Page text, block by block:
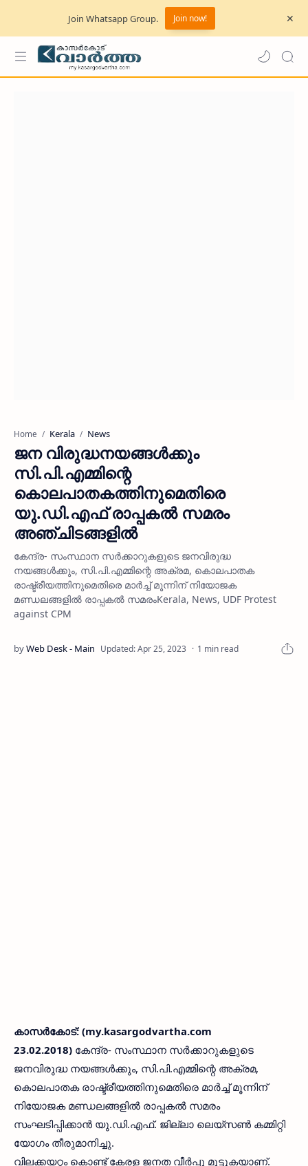
Join Whatsapp Group. Join now!
Home Kerala News
ജന വിരുദ്ധനയങ്ങള്‍ക്കും
സി.പി.എമ്മിന്റെ
കൊലപാതകത്തിനുമെതിരെ
യു.ഡി.എഫ് രാപ്പകല്‍ സമരം
അഞ്ചിടങ്ങളില്‍
കേന്ദ്ര- സംസ്ഥാന സര്‍ക്കാറുകളുടെ ജനവിരുദ്ധ
നയങ്ങള്‍ക്കും, സി.പി.എമ്മിന്റെ അക്രമ, കൊലപാതക
രാഷ്ട്രീയത്തിനുമെതിരെ മാര്‍ച്ച് മൂന്നിന് നിയോജക
മണ്ഡലങ്ങളില്‍ രാപ്പകല്‍ സമരംKerala, News, UDF Protest
against CPM
1 min read
കാസര്‍കോട്: (my.kasargodvartha.com
23.02.2018) കേന്ദ്ര- സംസ്ഥാന സര്‍ക്കാറുകളുടെ
ജനവിരുദ്ധ നയങ്ങള്‍ക്കും, സി.പി.എമ്മിന്റെ അക്രമ,
കൊലപാതക രാഷ്ട്രീയത്തിനുമെതിരെ മാര്‍ച്ച് മൂന്നിന്
നിയോജക മണ്ഡലങ്ങളില്‍ രാപ്പകല്‍ സമരം
സംഘടിപ്പിക്കാന്‍ യു.ഡി.എഫ്. ജില്ലാ ലെയ്‌സണ്‍ കമ്മിറ്റി
യോഗം തീരുമാനിച്ചു.
വിലക്കയറ്റം കൊണ്ട് കേരള ജനത വീര്‍പ്പു മുട്ടുകയാണ്.